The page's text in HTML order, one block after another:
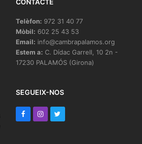
CONTACTE
Telèfon: 972 31 40 77
Mòbil: 602 25 43 53
Email: info@cambrapalamos.org
Estem a: C. Dídac Garrell, 10 2n -
17230 PALAMÓS (Girona)
SEGUEIX-NOS
F
I